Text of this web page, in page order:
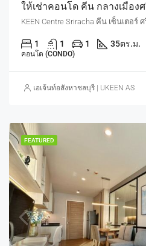
1 1 1 35ตร.ม.
คอนโด (CONDO)
เอเจ้นท์อสังหาชลบุรี | UKEEN ASSET
FEATURED